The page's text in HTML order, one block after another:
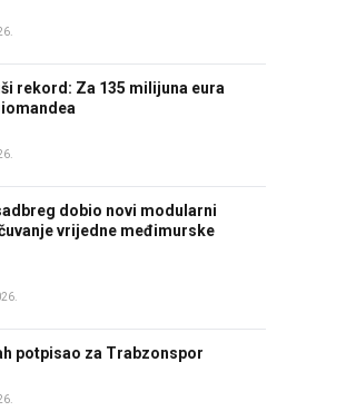
rekord: Za 135 milijuna eura
dobio novi modularni
vrijedne međimurske
potpisao za Trabzonspor